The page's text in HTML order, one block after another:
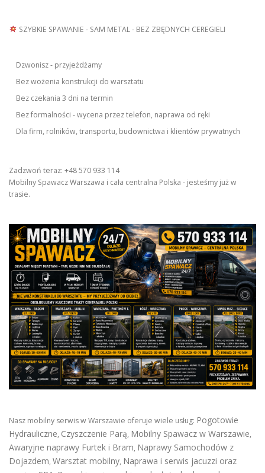
SZYBKIE SPAWANIE - SAM METAL - BEZ ZBĘDNYCH CEREGIELI
Dzwonisz - przyjeżdżamy
Bez wożenia konstrukcji do warsztatu
Bez czekania 3 dni na termin
Bez formalności - wycena przez telefon, naprawa od ręki
Dla firm, rolników, transportu, budownictwa i klientów prywatnych
Zadzwoń teraz: +48 570 933 114
Mobilny Spawacz Warszawa i cała centralna Polska - jesteśmy już w
trasie.
Nasz mobilny serwis w Warszawie oferuje wiele usług: Pogotowie
Hydrauliczne, Czyszczenie Parą, Mobilny Spawacz w Warszawie,
Awaryjne naprawy Furtek i Bram, Naprawy Samochodów z
Dojazdem, Warsztat mobilny, Naprawa i serwis jacuzzi oraz